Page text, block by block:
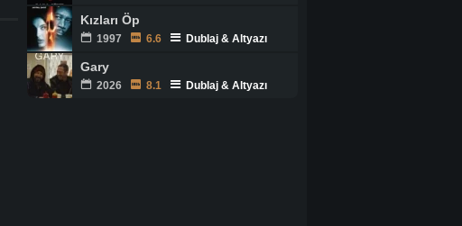
Kızları Öp
1997 6.6 Dublaj & Altyazı
Gary
2026 8.1 Dublaj & Altyazı